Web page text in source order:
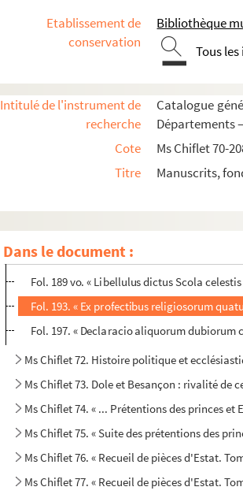
Etablissement de
conservation
Bibliothèque
Tous
Intitulé de l'instrument de
recherche
Catalogue
Départements
Cote
Ms Chiflet 70-
Titre
Manuscrits,
Dans le document :
Ms Chiflet 70. « Recueil de pièces d'Estat
Ms Chiflet 71. Tractatus theologici
Fol. II. « Liber interne consolacionis »
Fol. 56 vo. « Tractatus parvus, dictus
Fol. 101. « De sacramento corporis et
Fol. 137. « De arte bene moriendi »
Fol. 183. « Ammoniciones... Florencii,
Fol. 187 vo. « Excerpta quedam ex
Fol. 189 vo. « Libellulus dictus Scola
Fol. 193. « Ex profectibus religiosorum
Fol. 197. « Declaracio aliquorum dubiorum
Ms Chiflet 72. Histoire politique et
Ms Chiflet 73. Dole et Besançon : rivalité de
Ms Chiflet 74. « ... Prétentions des princes
Ms Chiflet 75. « Suite des prétentions des
Ms Chiflet 76. « Recueil de pièces d'Estat.
Ms Chiflet 77. « Recueil de pièces d'Estat.